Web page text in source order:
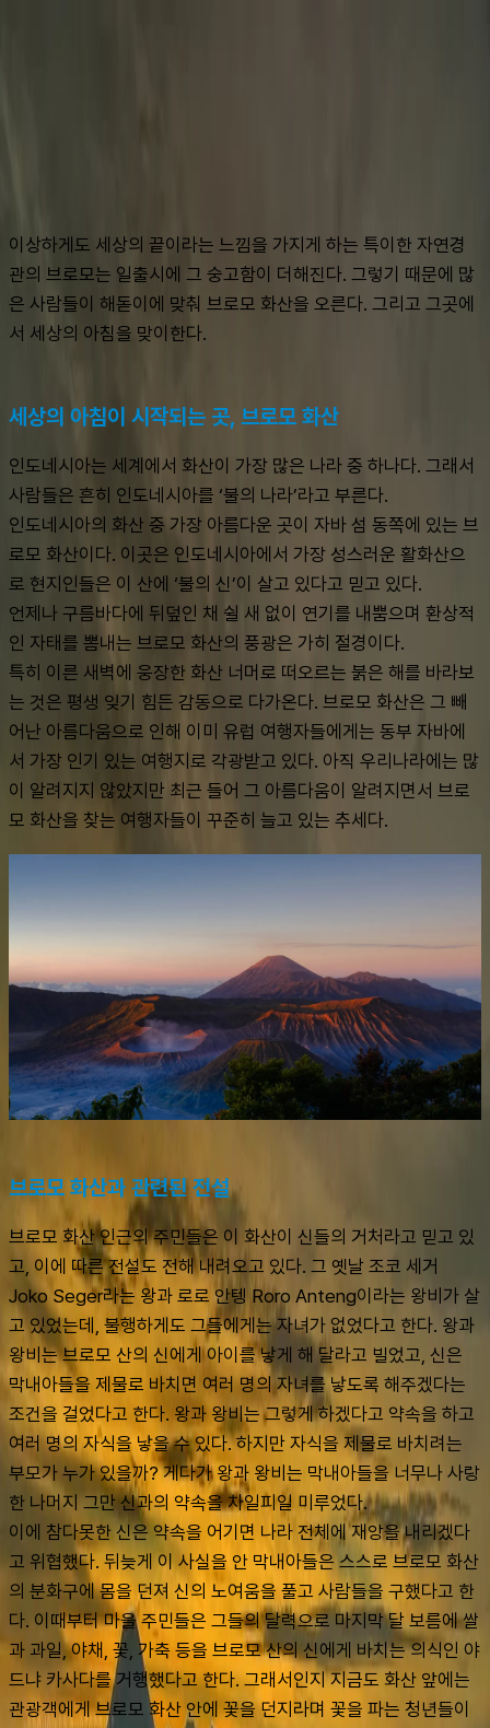
이상하게도 세상의 끝이라는 느낌을 가지게 하는 특이한 자연경
관의 브로모는 일출시에 그 숭고함이 더해진다. 그렇기 때문에 많
은 사람들이 해돋이에 맞춰 브로모 화산을 오른다. 그리고 그곳에
서 세상의 아침을 맞이한다.
세상의 아침이 시작되는 곳, 브로모 화산
인도네시아는 세계에서 화산이 가장 많은 나라 중 하나다. 그래서
사람들은 흔히 인도네시아를 ‘불의 나라’라고 부른다.
인도네시아의 화산 중 가장 아름다운 곳이 자바 섬 동쪽에 있는 브
로모 화산이다. 이곳은 인도네시아에서 가장 성스러운 활화산으
로 현지인들은 이 산에 ‘불의 신’이 살고 있다고 믿고 있다.
언제나 구름바다에 뒤덮인 채 쉴 새 없이 연기를 내뿜으며 환상적
인 자태를 뽐내는 브로모 화산의 풍광은 가히 절경이다.
특히 이른 새벽에 웅장한 화산 너머로 떠오르는 붉은 해를 바라보
는 것은 평생 잊기 힘든 감동으로 다가온다. 브로모 화산은 그 빼
어난 아름다움으로 인해 이미 유럽 여행자들에게는 동부 자바에
서 가장 인기 있는 여행지로 각광받고 있다. 아직 우리나라에는 많
이 알려지지 않았지만 최근 들어 그 아름다움이 알려지면서 브로
모 화산을 찾는 여행자들이 꾸준히 늘고 있는 추세다.
브로모 화산과 관련된 전설
브로모 화산 인근의 주민들은 이 화산이 신들의 거처라고 믿고 있
고, 이에 따른 전설도 전해 내려오고 있다. 그 옛날 조코 세거
Joko Seger라는 왕과 로로 안텡 Roro Anteng이라는 왕비가 살
고 있었는데, 불행하게도 그들에게는 자녀가 없었다고 한다. 왕과
왕비는 브로모 산의 신에게 아이를 낳게 해 달라고 빌었고, 신은
막내아들을 제물로 바치면 여러 명의 자녀를 낳도록 해주겠다는
조건을 걸었다고 한다. 왕과 왕비는 그렇게 하겠다고 약속을 하고
여러 명의 자식을 낳을 수 있다. 하지만 자식을 제물로 바치려는
부모가 누가 있을까? 게다가 왕과 왕비는 막내아들을 너무나 사랑
한 나머지 그만 신과의 약속을 차일피일 미루었다.
이에 참다못한 신은 약속을 어기면 나라 전체에 재앙을 내리겠다
고 위협했다. 뒤늦게 이 사실을 안 막내아들은 스스로 브로모 화산
의 분화구에 몸을 던져 신의 노여움을 풀고 사람들을 구했다고 한
다. 이때부터 마을 주민들은 그들의 달력으로 마지막 달 보름에 쌀
과 과일, 야채, 꽃, 가축 등을 브로모 산의 신에게 바치는 의식인 야
드냐 카사다를 거행했다고 한다. 그래서인지 지금도 화산 앞에는
관광객에게 브로모 화산 안에 꽃을 던지라며 꽃을 파는 청년들이